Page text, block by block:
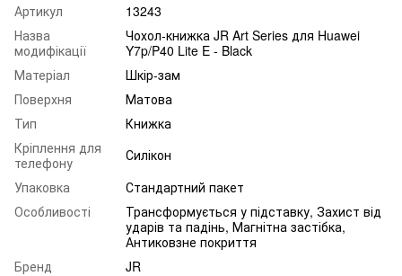
Артикул
13243
Назва
модифікації
Чохол-книжка JR Art Series для Huawei
Y7p/P40 Lite E - Black
Матеріал
Шкір-зам
Поверхня
Матова
Тип
Книжка
Кріплення для
телефону
Силікон
Упаковка
Стандартний пакет
Особливості
Трансформується у підставку, Захист від
ударів та падінь, Магнітна застібка,
Антиковзне покриття
Бренд
JR